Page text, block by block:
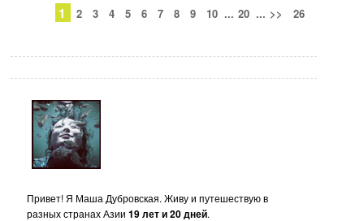
1 2 3 4 5 6 7 8 9 10 ... 20 ... >> 26
Привет! Я Маша Дубровская. Живу и путешествую в
разных странах Азии19 лет и 20 дней.